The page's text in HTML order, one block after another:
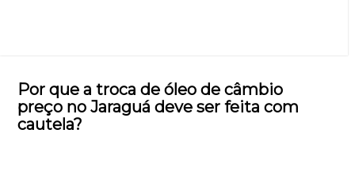
Por que a troca de óleo de câmbio
preço no Jaraguá deve ser feita com
cautela?